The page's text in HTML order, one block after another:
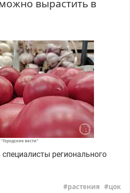
вырастить в
вести"
регионального
растения цок